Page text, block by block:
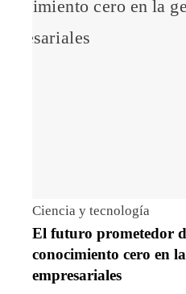
Ciencia y tecnología
El futuro prometedor
conocimiento cero en
empresariales